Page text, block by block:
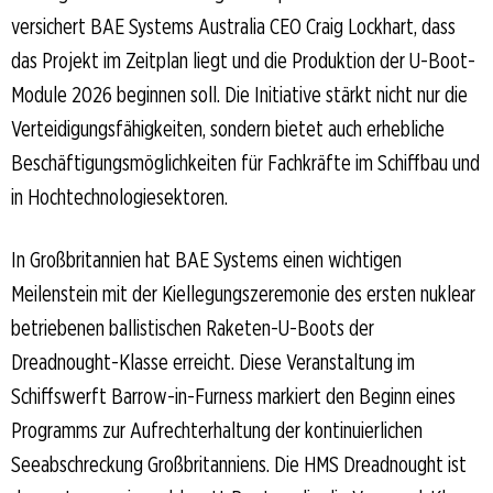
versichert BAE Systems Australia CEO Craig Lockhart, dass
das Projekt im Zeitplan liegt und die Produktion der U-Boot-
Module 2026 beginnen soll. Die Initiative stärkt nicht nur die
Verteidigungsfähigkeiten, sondern bietet auch erhebliche
Beschäftigungsmöglichkeiten für Fachkräfte im Schiffbau und
in Hochtechnologiesektoren.
In Großbritannien hat BAE Systems einen wichtigen
Meilenstein mit der Kiellegungszeremonie des ersten nuklear
betriebenen ballistischen Raketen-U-Boots der
Dreadnought-Klasse erreicht. Diese Veranstaltung im
Schiffswerft Barrow-in-Furness markiert den Beginn eines
Programms zur Aufrechterhaltung der kontinuierlichen
Seeabschreckung Großbritanniens. Die HMS Dreadnought ist